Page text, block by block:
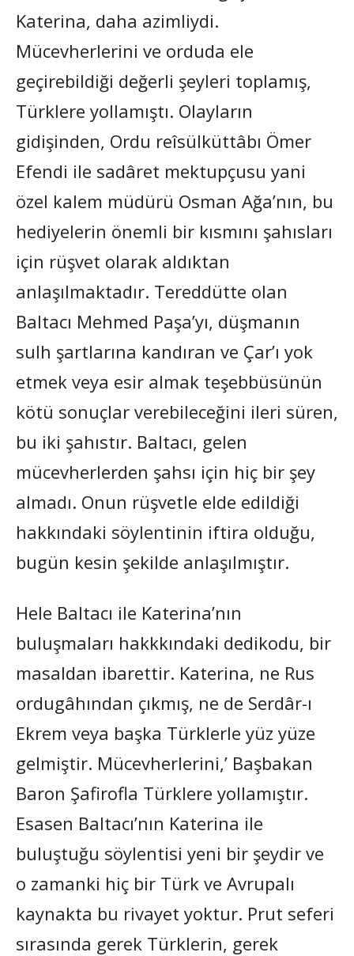
Katerina, daha azimliydi.
Mücevherlerini ve orduda ele
geçirebildiği değerli şeyleri toplamış,
Türklere yollamıştı. Olayların
gidişinden, Ordu reîsülküttâbı Ömer
Efendi ile sadâret mektupçusu yani
özel kalem müdürü Osman Ağa’nın, bu
hediyelerin önemli bir kısmını şahısları
için rüşvet olarak aldıktan
anlaşılmaktadır. Tereddütte olan
Baltacı Mehmed Paşa’yı, düşmanın
sulh şartlarına kandıran ve Çar’ı yok
etmek veya esir almak teşebbüsünün
kötü sonuçlar verebileceğini ileri süren,
bu iki şahıstır. Baltacı, gelen
mücevherlerden şahsı için hiç bir şey
almadı. Onun rüşvetle elde edildiği
hakkındaki söylentinin iftira olduğu,
bugün kesin şekilde anlaşılmıştır.
Hele Baltacı ile Katerina’nın
buluşmaları hakkkındaki dedikodu, bir
masaldan ibarettir. Katerina, ne Rus
ordugâhından çıkmış, ne de Serdâr-ı
Ekrem veya başka Türklerle yüz yüze
gelmiştir. Mücevherlerini,’ Başbakan
Baron Şafirofla Türklere yollamıştır.
Esasen Baltacı’nın Katerina ile
buluştuğu söylentisi yeni bir şeydir ve
o zamanki hiç bir Türk ve Avrupalı
kaynakta bu rivayet yoktur. Prut seferi
sırasında gerek Türklerin, gerek